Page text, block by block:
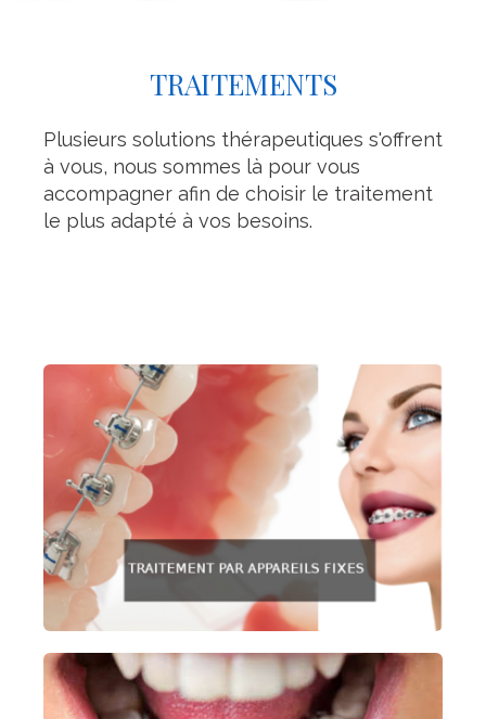
TRAITEMENTS
Plusieurs solutions thérapeutiques s'offrent
à vous, nous sommes là pour vous
accompagner afin de choisir le traitement
le plus adapté à vos besoins.